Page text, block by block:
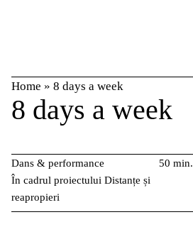
Home » 8 days a week
8 days a week
Dans & performance
În cadrul proiectului Distanțe și
reapropieri
50 min.